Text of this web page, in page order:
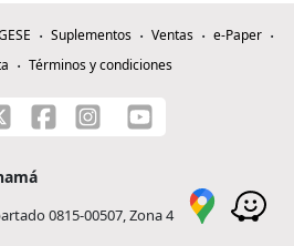
Suplementos Ventas
e-Paper
Términos y condiciones
0815-00507, Zona 4